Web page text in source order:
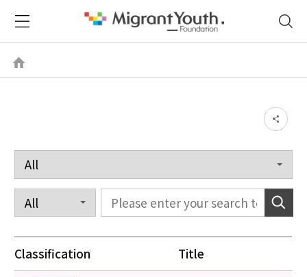
Classification Title